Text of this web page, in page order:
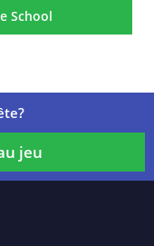
School
jeu